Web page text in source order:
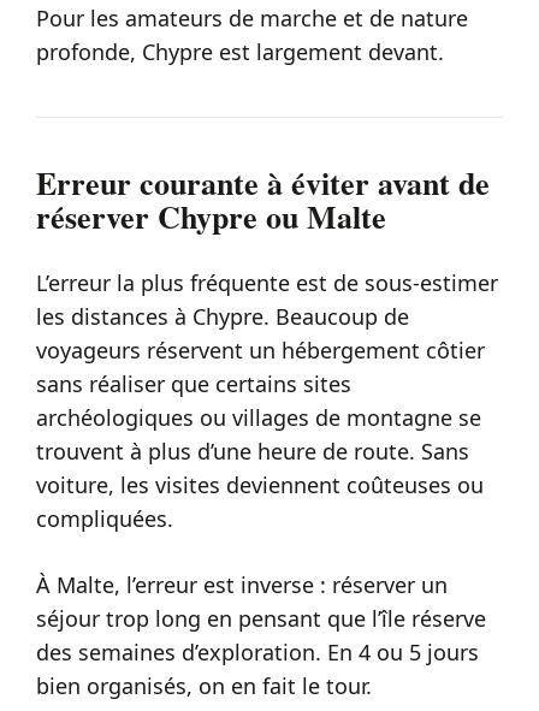
Pour les amateurs de marche et de nature
profonde, Chypre est largement devant.
Erreur courante à éviter avant de
réserver Chypre ou Malte
L’erreur la plus fréquente est de sous-estimer
les distances à Chypre. Beaucoup de
voyageurs réservent un hébergement côtier
sans réaliser que certains sites
archéologiques ou villages de montagne se
trouvent à plus d’une heure de route. Sans
voiture, les visites deviennent coûteuses ou
compliquées.
À Malte, l’erreur est inverse : réserver un
séjour trop long en pensant que l’île réserve
des semaines d’exploration. En 4 ou 5 jours
bien organisés, on en fait le tour.